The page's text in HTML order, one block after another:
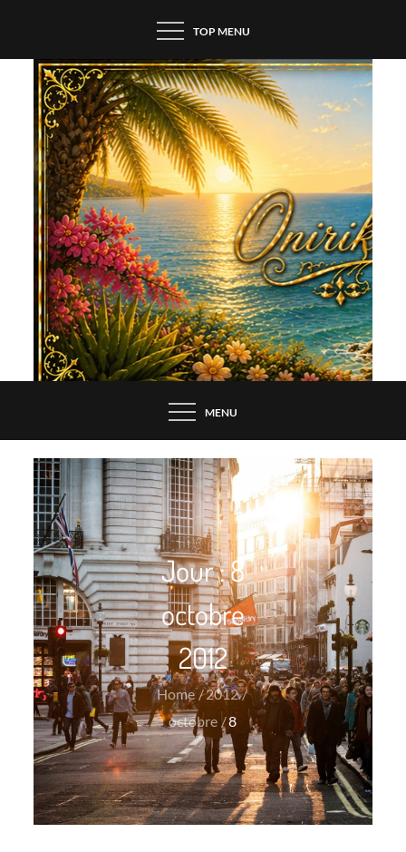
content
TOP MENU
MENU
Jour :8
octobre
2012
Home
2012
octobre
8